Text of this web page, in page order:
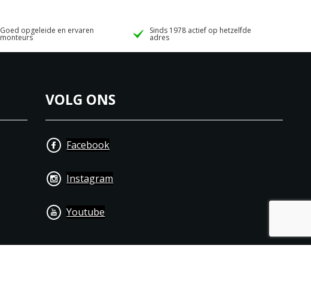
Goed opgeleide en ervaren
monteurs
Sinds 1978 actief op hetzelfde
adres
VOLG ONS
Facebook
Instagram
Youtube